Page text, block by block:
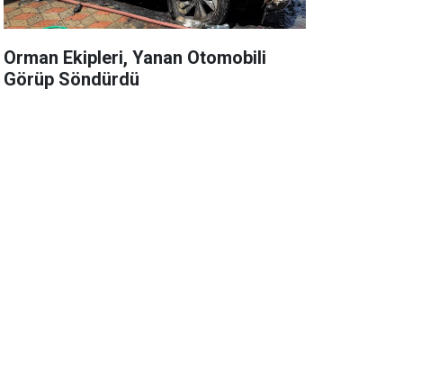
Orman Ekipleri, Yanan Otomobili
Görüp Söndürdü